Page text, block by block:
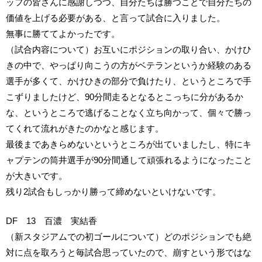
ッフの皆さんに感謝しつつ、自分たちは勝つことで自分たちの
価値を上げる必要がある、と言って試合に入りました。
無事に勝ててよかったです。
（試合内容について）お互いにポジションの取り合い、かけひ
きの中で、やっぱり向こうの方がベテランというか経験のある
選手が多くて、かけひきの部分で負けたり、というところで手
こずりましたけど、90分間走るとなるとこっちに分があるか
な、というところで逃げることなく立ち向かって、個々で勝っ
てくれて流れがきたのかなと感じます。
最後まであきらめないというところが出ていましたし、特にキ
ャプテンの筒井選手が90分間通して頑張れるようになったこと
が大きいです。
残り2試合もしっかり勝って締めないといけないです。
DF 13 百濃 実結香
（新スタジアムでの初ゴールについて）どのポジションでも絶
対に点を取ろうと毎試合思っていたので、崩すという形ではな